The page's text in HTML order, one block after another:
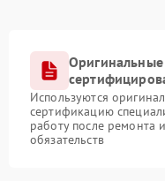
Оригинальные
Используются
сертификацию
работу после ремонта
обязательств